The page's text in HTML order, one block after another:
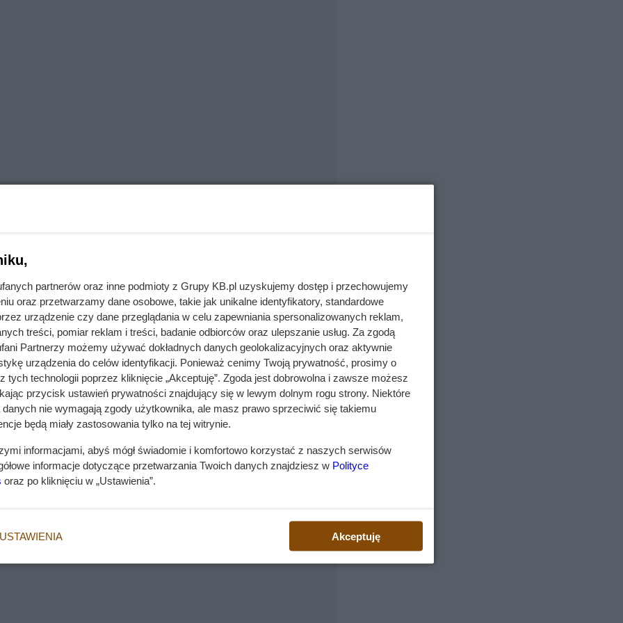
cechy, tresura, opinie
charakterystycznych na całym świecie. Rasa
jednak nie tylko pod względem wyglądu. Psa wyróżnia
się miłośnicy psów. Jaka jest dokładna charakterystyka
dalmatyńczyk miniaturka? Oto najważniejsze
i jego zdjęcia.
temat psa
więc z terenów bałkańskich, Turcji bądź Anglii. Psy
egipskich faraonów, więc przodkowie dalmatyńczyków mogli
dlaczego szczeniaki tak właściwie się pojawiły? I skąd
Wady
nie lubi samotności
wymaga dużo uwagi
Dalmatyńczyk nie jest psem "dla leniuchów",
którzy nie zapewnią mu ruchu i zabaw. Nie jest
przebywają po za domem.
partnerów oraz inne podmioty z Grupy KB.pl uzyskujemy dostęp i przechowujemy
oraz przetwarzamy dane osobowe, takie jak unikalne identyfikatory, standardowe
urządzenie czy dane przeglądania w celu zapewniania spersonalizowanych reklam,
treści, pomiar reklam i treści, badanie odbiorców oraz ulepszanie usług. Za zgodą
Partnerzy możemy używać dokładnych danych geolokalizacyjnych oraz aktywnie
urządzenia do celów identyfikacji. Ponieważ cenimy Twoją prywatność, prosimy o
tych technologii poprzez kliknięcie „Akceptuję”. Zgoda jest dobrowolna i zawsze możesz
przycisk ustawień prywatności znajdujący się w lewym dolnym rogu strony. Niektóre
danych nie wymagają zgody użytkownika, ale masz prawo sprzeciwić się takiemu
będą miały zastosowania tylko na tej witrynie.
informacjami, abyś mógł świadomie i komfortowo korzystać z naszych serwisów
informacje dotyczące przetwarzania Twoich danych znajdziesz w Polityce
oraz po kliknięciu w „Ustawienia”.
USTAWIENIA Akceptuję